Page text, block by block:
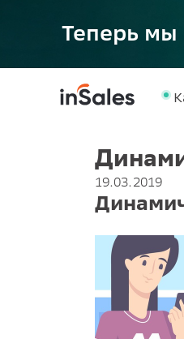
Теперь мы
19.03.2019